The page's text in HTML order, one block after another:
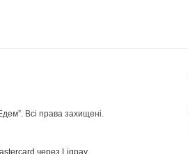
Всі права захищені.